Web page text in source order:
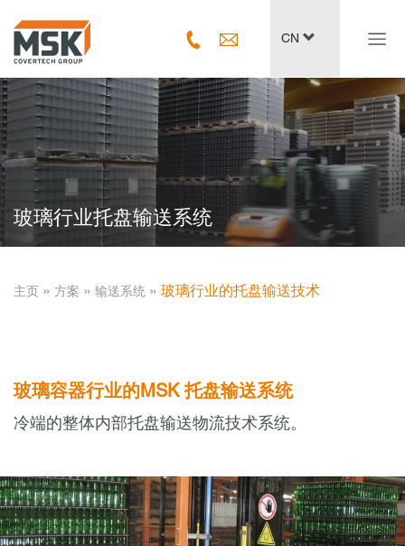
CN
玻璃行业托盘输送系统
主页 ­ » ­ 方案 ­ » ­ 输送系统 ­ » ­ 玻璃行业的托盘输送技术
玻璃容器行业的MSK 托盘输送系统
冷端的整体内部托盘输送物流技术系统。